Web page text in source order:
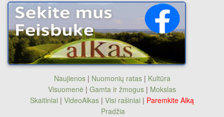
Naujienos| Nuomonių ratas| Kultūra
Visuomenė | Gamta ir žmogus | Mokslas
Skaitiniai | VideoAlkas | Visi rašiniai | Paremkite Alką
Pradžia